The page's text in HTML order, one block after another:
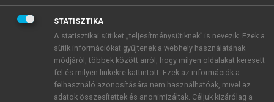
BELÉPÉS SAJÁT FIÓKKAL
ÚJ FIÓK LÉTREHOZÁSA
1 óra díjmentes hozzáférés
STATISZTIKA
A statisztikai sütiket „teljesítménysütiknek” is nevezik. Ezek a
sütik információkat gyűjtenek a webhely használatának
módjáról, többek között arról, hogy milyen oldalakat keresett
fel és milyen linkekre kattintott. Ezek az információk a
felhasználó azonosítására nem használhatóak, mivel az
adatok összesítettek és anonimizáltak. Céljuk kizárólag a